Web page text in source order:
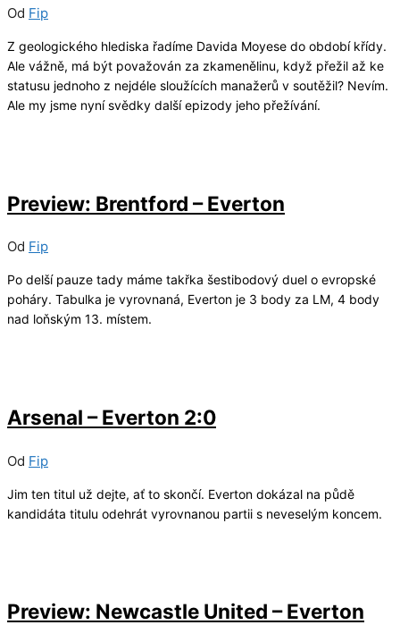
Od Fip
Z geologického hlediska řadíme Davida Moyese do období křídy.
Ale vážně, má být považován za zkamenělinu, když přežil až ke
statusu jednoho z nejdéle sloužících manažerů v soutěžil? Nevím.
Ale my jsme nyní svědky další epizody jeho přežívání.
Preview: Brentford – Everton
Od Fip
Po delší pauze tady máme takřka šestibodový duel o evropské
poháry. Tabulka je vyrovnaná, Everton je 3 body za LM, 4 body
nad loňským 13. místem.
Arsenal – Everton 2:0
Od Fip
Jim ten titul už dejte, ať to skončí. Everton dokázal na půdě
kandidáta titulu odehrát vyrovnanou partii s neveselým koncem.
Preview: Newcastle United – Everton